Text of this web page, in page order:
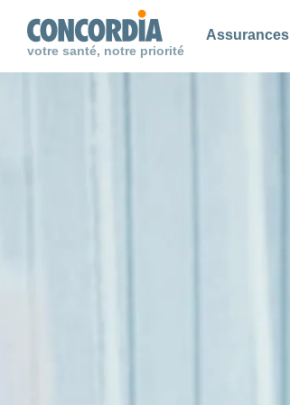
votre santé, notre priorité
Assurances
Chercher
Chercher
Chercher